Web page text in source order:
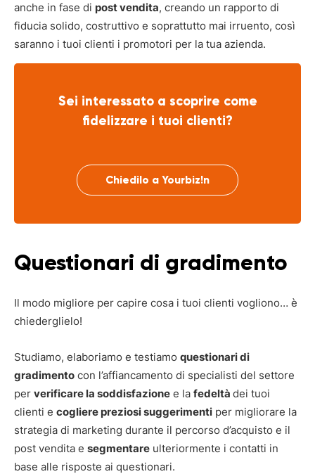
anche in fase di post vendita, creando un rapporto di
fiducia solido, costruttivo e soprattutto mai irruento, così
saranno i tuoi clienti i promotori per la tua azienda.
Sei interessato a scoprire come
fidelizzare i tuoi clienti?
Chiedilo a Yourbiz!n
Questionari di gradimento
Il modo migliore per capire cosa i tuoi clienti vogliono… è
chiederglielo!
Studiamo, elaboriamo e testiamo questionari di
gradimento con l’affiancamento di specialisti del settore
per verificare la soddisfazione e la fedeltà dei tuoi
clienti e cogliere preziosi suggerimenti per migliorare la
strategia di marketing durante il percorso d’acquisto e il
post vendita e segmentare ulteriormente i contatti in
base alle risposte ai questionari.